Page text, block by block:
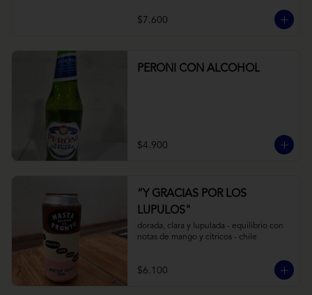
$7.600
PERONI CON ALCOHOL
$4.900
“Y GRACIAS POR LOS
LUPULOS"
dorada, clara y lupulada - equilibrio con
notas de mango y cítricos - chile
$6.100